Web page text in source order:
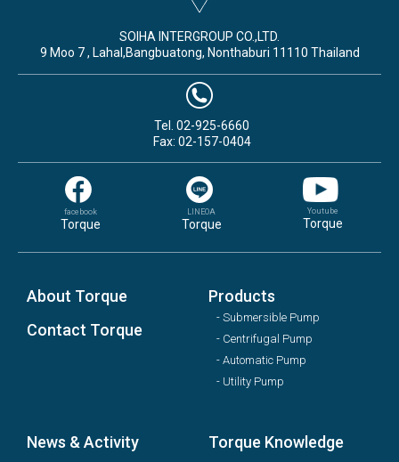
SOIHA INTERGROUP CO.,LTD.
9 Moo 7 , Lahal,Bangbuatong, Nonthaburi 11110 Thailand
Tel. 02-925-6660
Fax: 02-157-0404
facebook
Torque
LINEOA
Torque
Youtube
Torque
About Torque
Contact Torque
Products
- Submersible Pump
- Centrifugal Pump
- Automatic Pump
- Utility Pump
News & Activity Torque Knowledge